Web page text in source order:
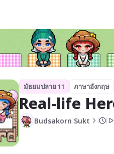
มัธยมปลาย 11 ภาษาอังกฤษ
Real-life
Budsakorn Sukt